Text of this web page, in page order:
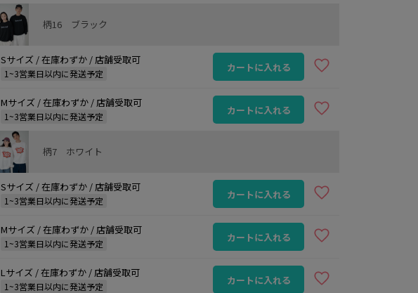
柄16 ブラック
Sサイズ / 在庫わずか / 店舗受取可
1~3営業日以内に発送予定 カートに入れる
Mサイズ / 在庫わずか / 店舗受取可
1~3営業日以内に発送予定 カートに入れる
柄7 ホワイト
Sサイズ / 在庫わずか / 店舗受取可
1~3営業日以内に発送予定 カートに入れる
Mサイズ / 在庫わずか / 店舗受取可
1~3営業日以内に発送予定 カートに入れる
Lサイズ / 在庫わずか / 店舗受取可
1~3営業日以内に発送予定 カートに入れる